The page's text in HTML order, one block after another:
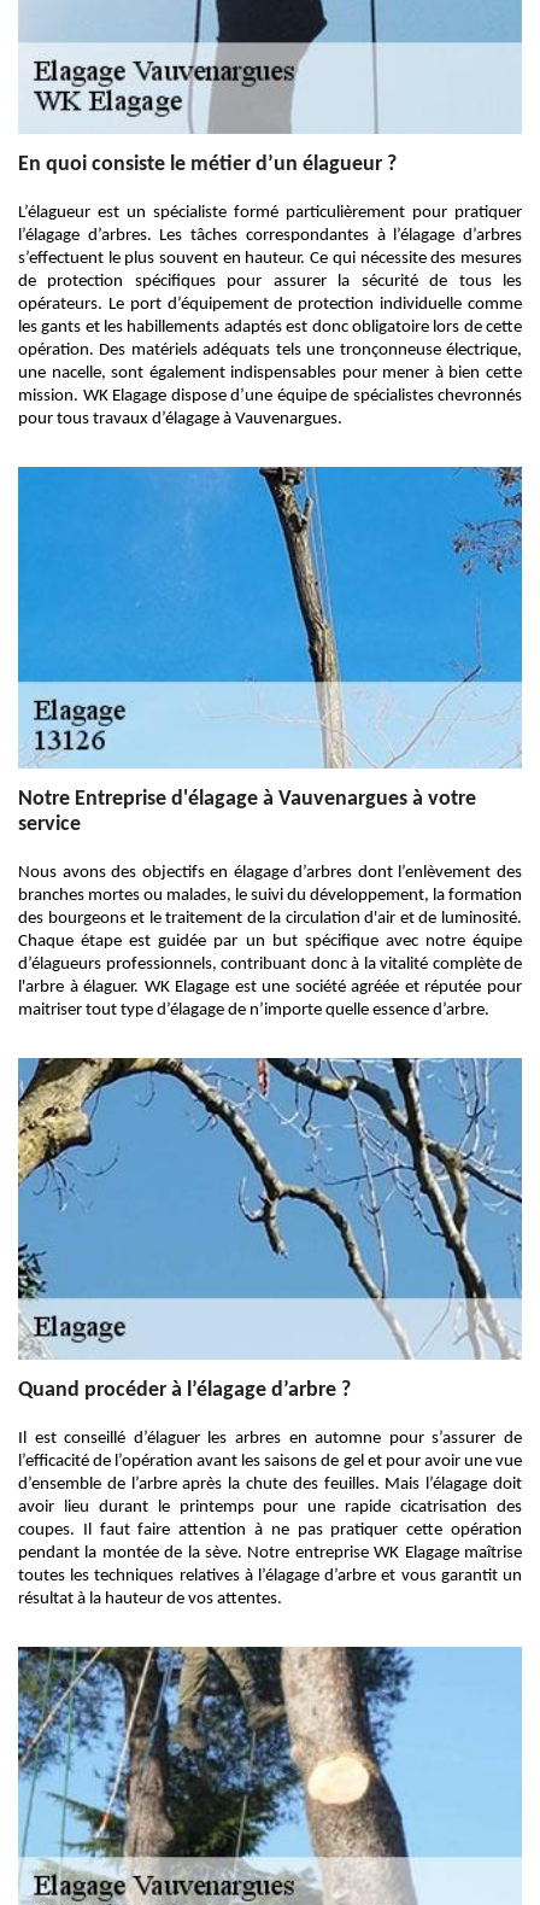
En quoi consiste le métier d’un élagueur ?
L’élagueur est un spécialiste formé particulièrement pour pratiquer
l’élagage d’arbres. Les tâches correspondantes à l’élagage d’arbres
s’effectuent le plus souvent en hauteur. Ce qui nécessite des mesures
de protection spécifiques pour assurer la sécurité de tous les
opérateurs. Le port d’équipement de protection individuelle comme
les gants et les habillements adaptés est donc obligatoire lors de cette
opération. Des matériels adéquats tels une tronçonneuse électrique,
une nacelle, sont également indispensables pour mener à bien cette
mission. WK Elagage dispose d’une équipe de spécialistes chevronnés
pour tous travaux d’élagage à Vauvenargues.
Notre Entreprise d'élagage à Vauvenargues à votre
service
Nous avons des objectifs en élagage d’arbres dont l’enlèvement des
branches mortes ou malades, le suivi du développement, la formation
des bourgeons et le traitement de la circulation d'air et de luminosité.
Chaque étape est guidée par un but spécifique avec notre équipe
d’élagueurs professionnels, contribuant donc à la vitalité complète de
l'arbre à élaguer. WK Elagage est une société agréée et réputée pour
maitriser tout type d’élagage de n’importe quelle essence d’arbre.
Quand procéder à l’élagage d’arbre ?
Il est conseillé d’élaguer les arbres en automne pour s’assurer de
l’efficacité de l’opération avant les saisons de gel et pour avoir une vue
d’ensemble de l’arbre après la chute des feuilles. Mais l’élagage doit
avoir lieu durant le printemps pour une rapide cicatrisation des
coupes. Il faut faire attention à ne pas pratiquer cette opération
pendant la montée de la sève. Notre entreprise WK Elagage maîtrise
toutes les techniques relatives à l’élagage d’arbre et vous garantit un
résultat à la hauteur de vos attentes.